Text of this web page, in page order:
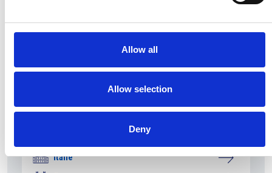
Allow all
Allow selection
Deny
bude vystaven v Aquileii
Itálie